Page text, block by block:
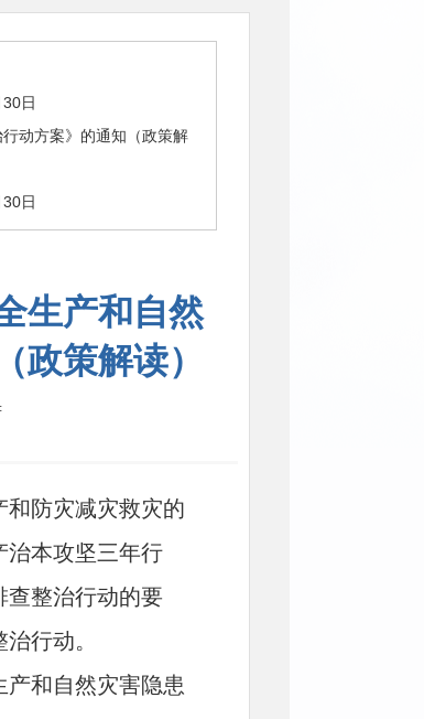
日
动方案》的通知（政策解
日
生产和自然
政策解读）
和防灾减灾救灾的
治本攻坚三年行
查整治行动的要
行动。
和自然灾害隐患